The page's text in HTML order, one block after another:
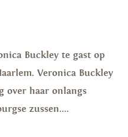
Buckley te gast op
Veronica Buckley
over haar onlangs
zussen....